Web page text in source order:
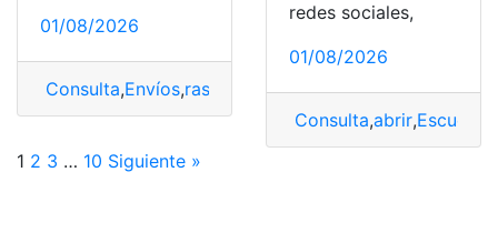
01/08/2026
Consulta,Envíos,rastreo Servientrega
redes sociales,
01/08/2026
Consulta,abrir,Escuela
1 2 3 … 10 Siguiente »